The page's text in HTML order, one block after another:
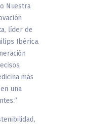
Nuestra
líder de
Ibérica.
más
una